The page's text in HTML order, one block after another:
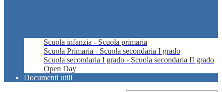
Scuola infanzia - Scuola primaria
Scuola Primaria - Scuola secondaria I grado
Scuola secondaria I grado - Scuola secondaria II grado
Open Day
Documenti utili